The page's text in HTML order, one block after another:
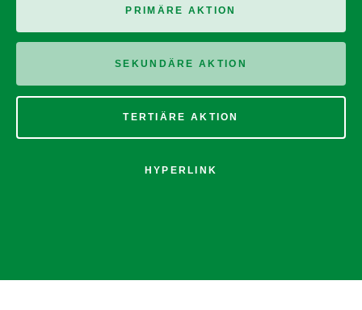
PRIMÄRE AKTION
SEKUNDÄRE AKTION
TERTIÄRE AKTION
HYPERLINK